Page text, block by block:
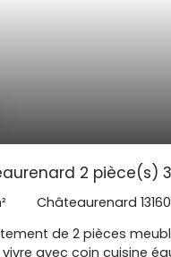
2 pièce(s)
Châteaurenard 13160
de 2 pièces
avec coin cuisine